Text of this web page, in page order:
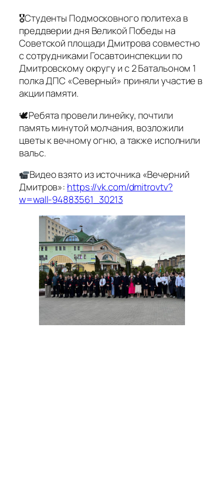
🎖Студенты Подмосковного политеха в
преддверии дня Великой Победы на
Советской площади Дмитрова совместно
с сотрудниками Госавтоинспекции по
Дмитровскому округу и с 2 Батальоном 1
полка ДПС «Северный» приняли участие в
акции памяти.
🕊Ребята провели линейку, почтили
память минутой молчания, возложили
цветы к вечному огню, а также исполнили
вальс.
Видео взято из источника «Вечерний
Дмитров»: https://vk.com/dmitrovtv?
w=wall-94883561_30213